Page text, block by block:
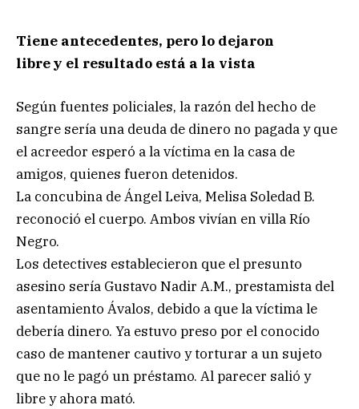
Tiene antecedentes, pero lo dejaron
libre y el resultado está a la vista
Según fuentes policiales, la razón del hecho de
sangre sería una deuda de dinero no pagada y que
el acreedor esperó a la víctima en la casa de
amigos, quienes fueron detenidos.
La concubina de Ángel Leiva, Melisa Soledad B.
reconoció el cuerpo. Ambos vivían en villa Río
Negro.
Los detectives establecieron que el presunto
asesino sería Gustavo Nadir A.M., prestamista del
asentamiento Ávalos, debido a que la víctima le
debería dinero. Ya estuvo preso por el conocido
caso de mantener cautivo y torturar a un sujeto
que no le pagó un préstamo. Al parecer salió y
libre y ahora mató.